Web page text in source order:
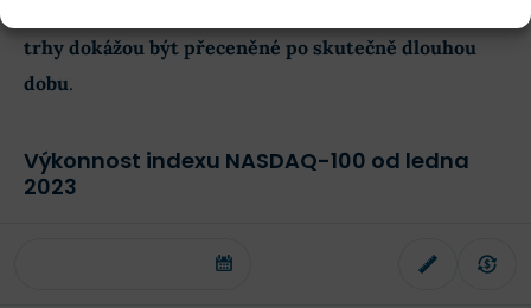
trhy dokážou být přeceněné po skutečně dlouhou
dobu.
Výkonnost indexu NASDAQ-100 od ledna
2023